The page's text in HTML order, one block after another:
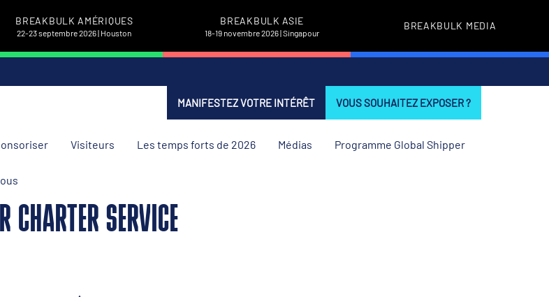
BREAKBULK AMÉRIQUES
22-23 septembre 2026 | Houston
BREAKBULK ASIE
18-19 novembre 2026 | Singapour
BREAKBULK MEDIA
MANIFESTEZ VOTRE INTÉRÊT VOUS SOUHAITEZ EXPOSER ?
Visiteurs Les temps forts de 2026 Médias Programme Global Shipper
CHARTER SERVICE